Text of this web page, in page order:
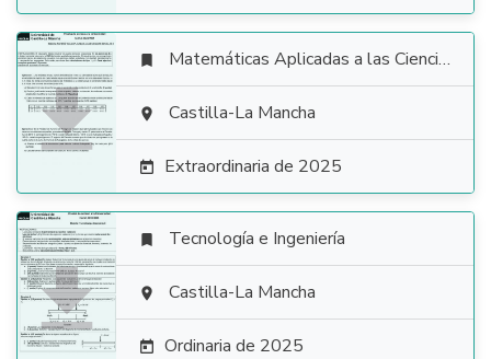

 Matemáticas Aplicadas a las Ciencias Sociales
 Castilla-La Mancha
 Extraordinaria de 2025

 Tecnología e Ingeniería
 Castilla-La Mancha
 Ordinaria de 2025